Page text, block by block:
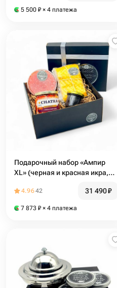
5 500 ₽ × 4 платежа
Подарочный набор «Ампир
XL» (черная и красная икра,
4.9642 31 490₽
7 873 ₽ × 4 платежа